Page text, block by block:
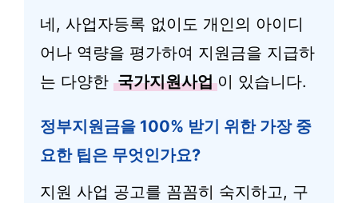
네, 사업자등록 없이도 개인의 아이디
어나 역량을 평가하여 지원금을 지급하
는 다양한 국가지원사업 이 있습니다.
정부지원금을 100% 받기 위한 가장 중
요한 팁은 무엇인가요?
지원 사업 공고를 꼼꼼히 숙지하고, 구